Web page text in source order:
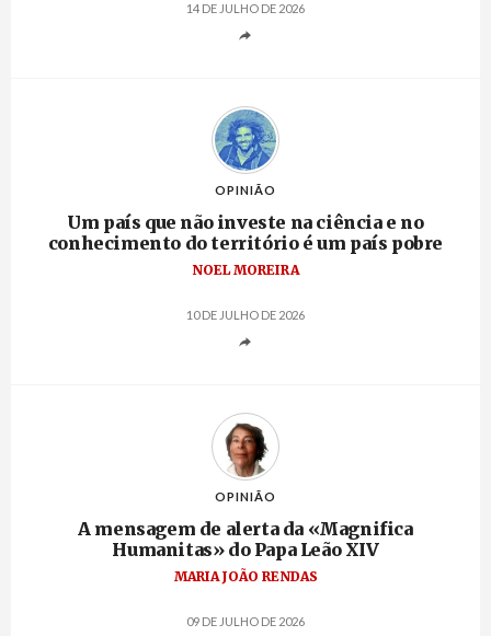
14 DE JULHO DE 2026
OPINIÃO
Um país que não investe na ciência e no
conhecimento do território é um país pobre
NOEL MOREIRA
10 DE JULHO DE 2026
OPINIÃO
A mensagem de alerta da «Magnifica
Humanitas» do Papa Leão XIV
MARIA JOÃO RENDAS
09 DE JULHO DE 2026